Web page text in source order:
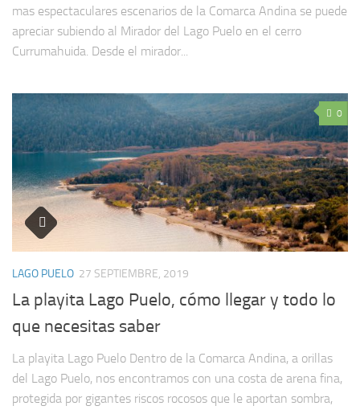
mas espectaculares escenarios de la Comarca Andina se puede
apreciar subiendo al Mirador del Lago Puelo en el cerro
Currumahuida. Desde el mirador...
0
LAGO PUELO 27 SEPTIEMBRE, 2019
La playita Lago Puelo, cómo llegar y todo lo
que necesitas saber
La playita Lago Puelo Dentro de la Comarca Andina, a orillas
del Lago Puelo, nos encontramos con una costa de arena fina,
protegida por gigantes riscos rocosos que le aportan sombra,